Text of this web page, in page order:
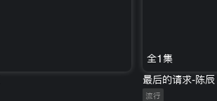
全1集
最后的请求-陈辰
流行